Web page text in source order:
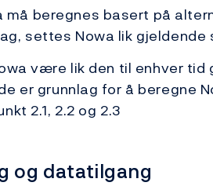
må beregnes basert på
settes Nowa lik
være lik den til enhver
er grunnlag for å beregne
2.1, 2.2 og 2.3
og datatilgang